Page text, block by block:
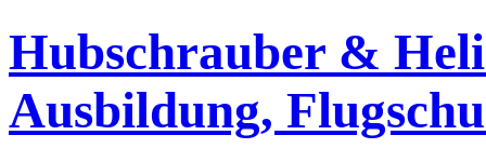
Hubschrauber &
Ausbildung,